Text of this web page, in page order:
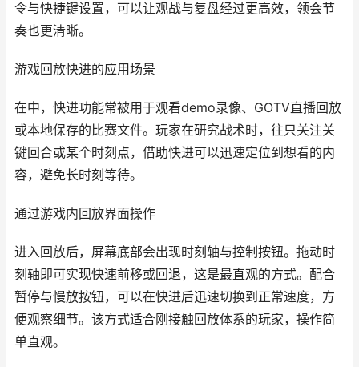
令与快捷键设置，可以让观战与复盘经过更高效，领会节
奏也更清晰。
游戏回放快进的应用场景
在中，快进功能常被用于观看demo录像、GOTV直播回放
或本地保存的比赛文件。玩家在研究战术时，往只关注关
键回合或某个时刻点，借助快进可以迅速定位到想看的内
容，避免长时刻等待。
通过游戏内回放界面操作
进入回放后，屏幕底部会出现时刻轴与控制按钮。拖动时
刻轴即可实现快速前移或回退，这是最直观的方式。配合
暂停与慢放按钮，可以在快进后迅速切换到正常速度，方
便观察细节。该方式适合刚接触回放体系的玩家，操作简
单直观。